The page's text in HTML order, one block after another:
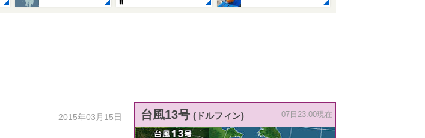
2015年03月15日 台風13号 (ドルフィン) 07日23:00現在